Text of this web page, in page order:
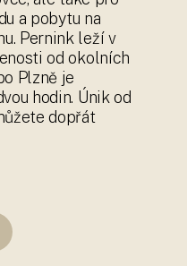
a pobytu na
Pernink leží v
od okolních
Plzně je
hodin. Únik od
dopřát